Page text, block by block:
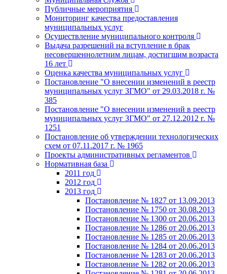
Публичные мероприятия
Мониторинг качества предоставления
муниципальных услуг
Осуществление муниципального контроля
Выдача разрешений на вступление в брак
несовершеннолетним лицам, достигшим возраста
16 лет
Оценка качества муниципальных услуг
Постановление "О внесении изменений в реестр
муниципальных услуг ЗГМО" от 29.03.2018 г. №
385
Постановление "О внесении изменений в реестр
муниципальных услуг ЗГМО" от 27.12.2012 г. №
1251
Постановление об утверждении технологических
схем от 07.11.2017 г. № 1965
Проекты административных регламентов
Нормативная база
2011 год
2012 год
2013 год
Постановление № 1827 от 13.09.2013
Постановление № 1750 от 30.08.2013
Постановление № 1300 от 20.06.2013
Постановление № 1286 от 20.06.2013
Постановление № 1285 от 20.06.2013
Постановление № 1284 от 20.06.2013
Постановление № 1283 от 20.06.2013
Постановление № 1282 от 20.06.2013